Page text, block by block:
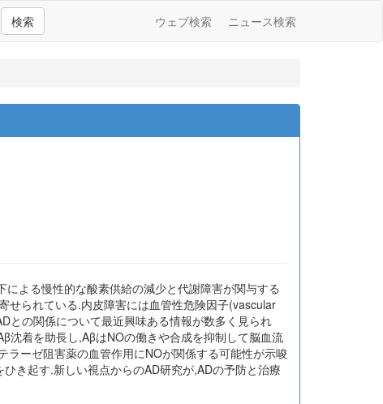
検索 ウェブ検索 ニュース検索
よる慢性的な酸素供給の減少と代謝障害が関与する
せられている.内皮障害には血管性危険因子(vascular
との関係について最近興味ある情報が数多く見られ
沈着を助長し,AβはNOの働きや合成を抑制して脳血流
ーゼ阻害薬の血管作用にNOが関係する可能性が示唆
き起す.新しい視点からのAD研究が,ADの予防と治療